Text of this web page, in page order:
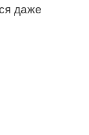
даже